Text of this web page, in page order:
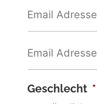
Geschlecht *